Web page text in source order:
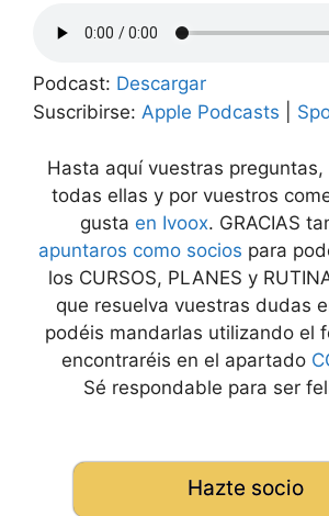
Podcast: Descargar
Suscribirse: Apple Podcasts
Hasta aquí vuestras preguntas,
todas ellas y por vuestros
gusta en Ivoox. GRACIAS
apuntaros como socios para
los CURSOS, PLANES y
que resuelva vuestras dudas
podéis mandarlas utilizando el
encontraréis en el apartado
Sé respondable para ser
Hazte socio